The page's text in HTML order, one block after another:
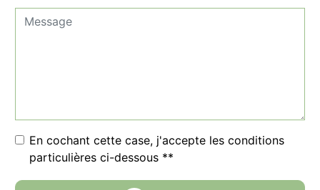
En cochant cette case, j'accepte les conditions
particulières ci-dessous **